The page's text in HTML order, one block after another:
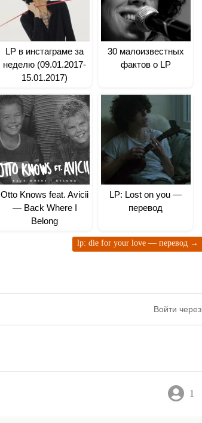
LP в инстаграме за
неделю (09.01.2017-
15.01.2017)
30 малоизвестных
фактов о LP
Otto Knows feat. Avicii
— Back Where I
Belong
LP: Lost on you —
перевод
lp: die for your love — перевод →
Войти через
1